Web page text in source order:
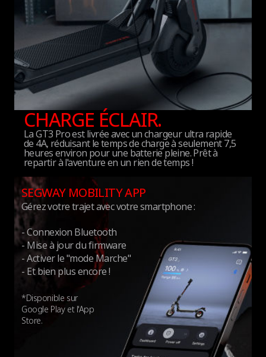
CHARGE ÉCLAIR.
La GT3 Pro est livrée avec un chargeur ultra rapide
de 4A, réduisant le temps de charge à seulement 7,5
heures environ pour une batterie pleine. Prêt à
repartir à l'aventure en un rien de temps !
SEGWAY MOBILITY APP
Gérez votre trajet avec votre smartphone :
- Connexion Bluetooth
- Mise à jour du firmware
- Activer le "mode Marche"
- Et bien plus encore !
*Disponible sur
Google Play et l'App
Store.